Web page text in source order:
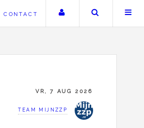
CONTACT Uw accountZoeken
VR, 7 AUG 2026
TEAM MIJNZZP